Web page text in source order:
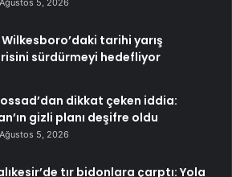
Ağustos 5, 2026
tarihi yarış
sürdürmeyi hedefliyor
dikkat çeken iddia:
gizli planı deşifre oldu
Ağustos 5, 2026
tır bidonlara çarptı: Yola